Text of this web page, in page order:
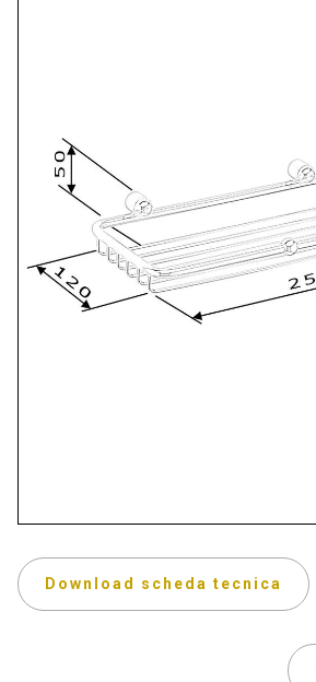
Download scheda tecnica